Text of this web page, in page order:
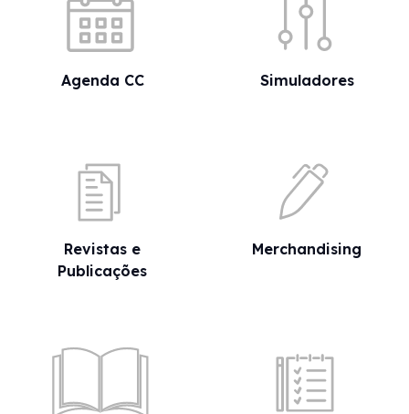
Agenda CC Simuladores
Revistas e
Publicações
Merchandising